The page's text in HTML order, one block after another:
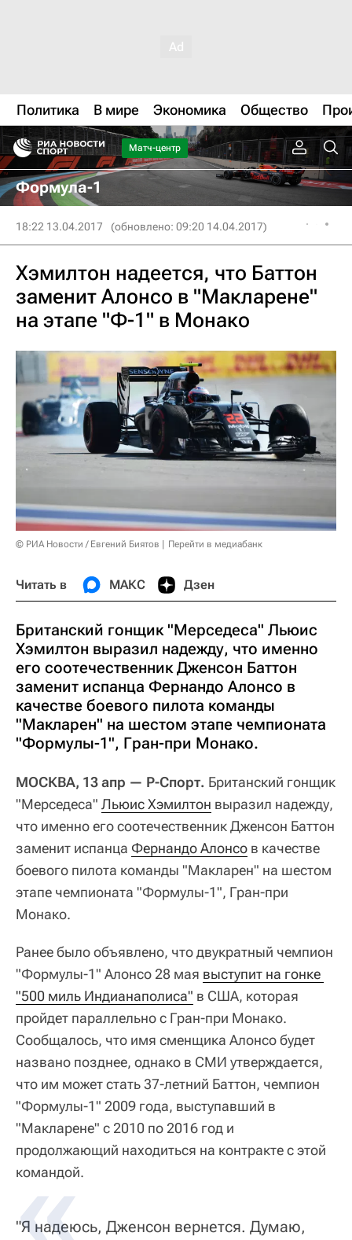
Политика В мире Экономика Общество
Матч-центр
Формула-1
18:22 13.04.2017 (обновлено: 09:20 14.04.2017)
Хэмилтон надеется, что Баттон
заменит Алонсо в "Макларене"
на этапе "Ф-1" в Монако
© РИА Новости / Евгений Биятов Перейти в медиабанк
Читать в МАКС Дзен
Британский гонщик "Мерседеса" Льюис
Хэмилтон выразил надежду, что именно
его соотечественник Дженсон Баттон
заменит испанца Фернандо Алонсо в
качестве боевого пилота команды
"Макларен" на шестом этапе чемпионата
"Формулы-1", Гран-при Монако.
МОСКВА, 13 апр — Р-Спорт. Британский гонщик
"Мерседеса" Льюис Хэмилтон выразил надежду,
что именно его соотечественник Дженсон Баттон
заменит испанца Фернандо Алонсо в качестве
боевого пилота команды "Макларен" на шестом
этапе чемпионата "Формулы-1", Гран-при
Монако.
Ранее было объявлено, что двукратный чемпион
"Формулы-1" Алонсо 28 мая выступит на гонке
"500 миль Индианаполиса" в США, которая
пройдет параллельно с Гран-при Монако.
Сообщалось, что имя сменщика Алонсо будет
названо позднее, однако в СМИ утверждается,
что им может стать 37-летний Баттон, чемпион
"Формулы-1" 2009 года, выступавший в
"Макларене" с 2010 по 2016 год и
продолжающий находиться на контракте с этой
командой.
"Я надеюсь, Дженсон вернется. Думаю,